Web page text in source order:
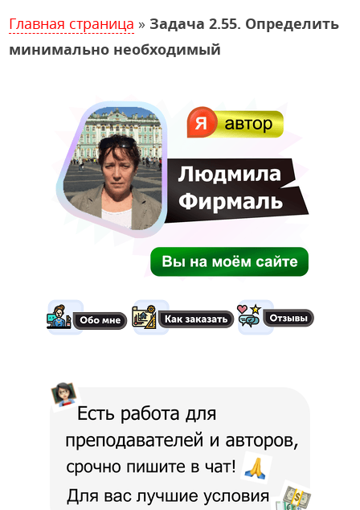
Главная страница » Задача 2.55. Определить
минимально необходимый